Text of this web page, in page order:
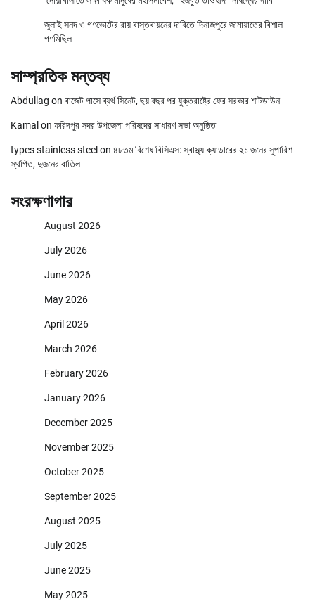
জুলাই সনদ ও গণভোটের রায় বাস্তবায়নের দাবিতে দিনাজপুরে জামায়াতের বিশাল
গণমিছিল
সাম্প্রতিক মন্তব্য
Abdullag on বাজেট পাসে ব্যর্থ সিনেট, ছয় বছর পর যুক্তরাষ্ট্রে ফের সরকার শাটডাউন
Kamal on ফরিদপুর সদর উপজেলা পরিষদের সাধারণ সভা অনুষ্ঠিত
types stainless steel on ৪৮তম বিশেষ বিসিএস: স্বাস্থ্য ক্যাডারের ২১ জনের সুপারিশ
স্থগিত, দুজনের বাতিল
সংরক্ষণাগার
August 2026
July 2026
June 2026
May 2026
April 2026
March 2026
February 2026
January 2026
December 2025
November 2025
October 2025
September 2025
August 2025
July 2025
June 2025
May 2025